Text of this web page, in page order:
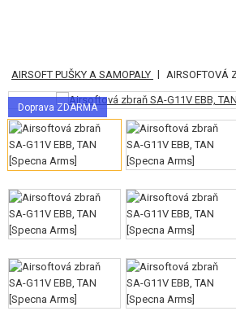
KATEGORIE
AIRSOFTOVÉ ZBRANĚ
VZDUCHOVÉ ZBRANĚ, PRAKY
GRANÁTOMETY, GRANÁTY
KULIČKY, PLYN
AKUMULÁTORY, NABÍJEČKY
ZÁSOBNÍKY, PLNIČKY
AIRSOFT PUŠKY A SAMOPALY | AIRSOFTOVÁ
Doprava ZDARMA